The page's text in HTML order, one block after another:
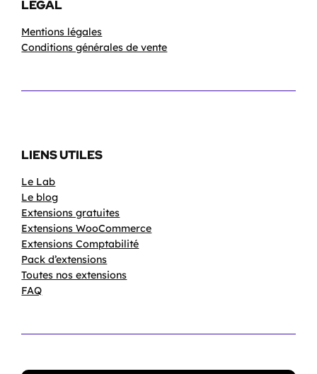
LÉGAL
Mentions légales
Conditions générales de vente
LIENS UTILES
Le Lab
Le blog
Extensions gratuites
Extensions WooCommerce
Extensions Comptabilité
Pack d’extensions
Toutes nos extensions
FAQ